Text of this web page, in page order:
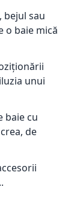
bejul sau
o baie mică
unui
baie cu
de